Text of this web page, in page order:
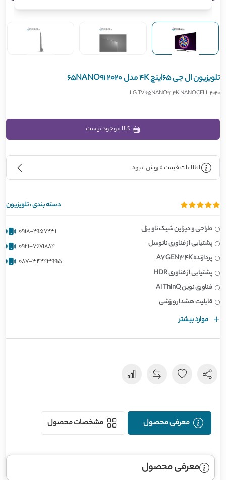
تلویزیون ال جی 65اینچ 4K مدل 65NANO91 2020
LG TV 65NANO91 4K NANOCELL 2020
اطلاعات قیمت فروش انبوه
دسته بندی :تلویزیون
طراحی و دیزاین شیک ناو بزل
پشتیابی از فناوری نانوسل
پردازنده A7 GEN3 4K
پشتیابی از فناوری HDR
فناوری نوین Al ThinQ
قابلیت هشدار ورزشی
موارد بیشتر
0918-2957231
0921-7671884
087-34243995
معرفی محصول مشخصات محصول
معرفی محصول